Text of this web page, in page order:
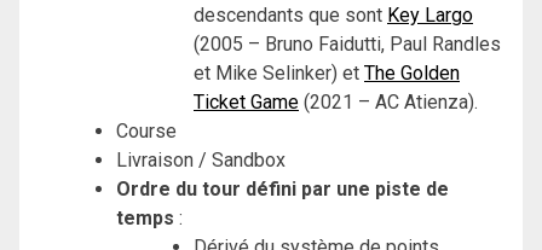
descendants que sont Key Largo
(2005 – Bruno Faidutti, Paul Randles
et Mike Selinker) et The Golden
Ticket Game (2021 – AC Atienza).
Course
Livraison / Sandbox
Ordre du tour défini par une piste de
temps :